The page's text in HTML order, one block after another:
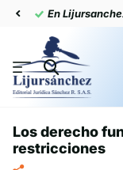
En Lijursanchez
Los derecho
restricciones